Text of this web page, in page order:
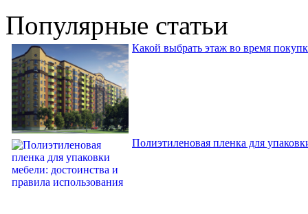
Популярные статьи
Какой выбрать этаж во время
Полиэтиленовая пленка для